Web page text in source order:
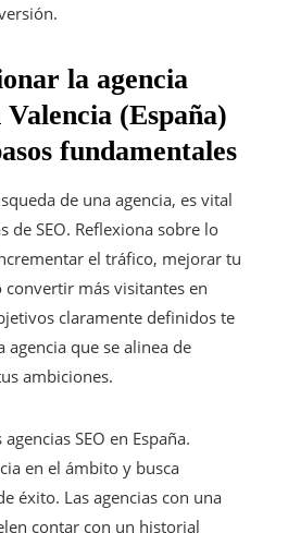
la agencia
Valencia (España)
fundamentales
de una agencia, es vital
de SEO. Reflexiona sobre lo
el tráfico, mejorar tu
convertir más visitantes en
claramente definidos te
que se alinea de
ambiciones.
SEO en España.
en el ámbito y busca
éxito. Las agencias con una
contar con un historial